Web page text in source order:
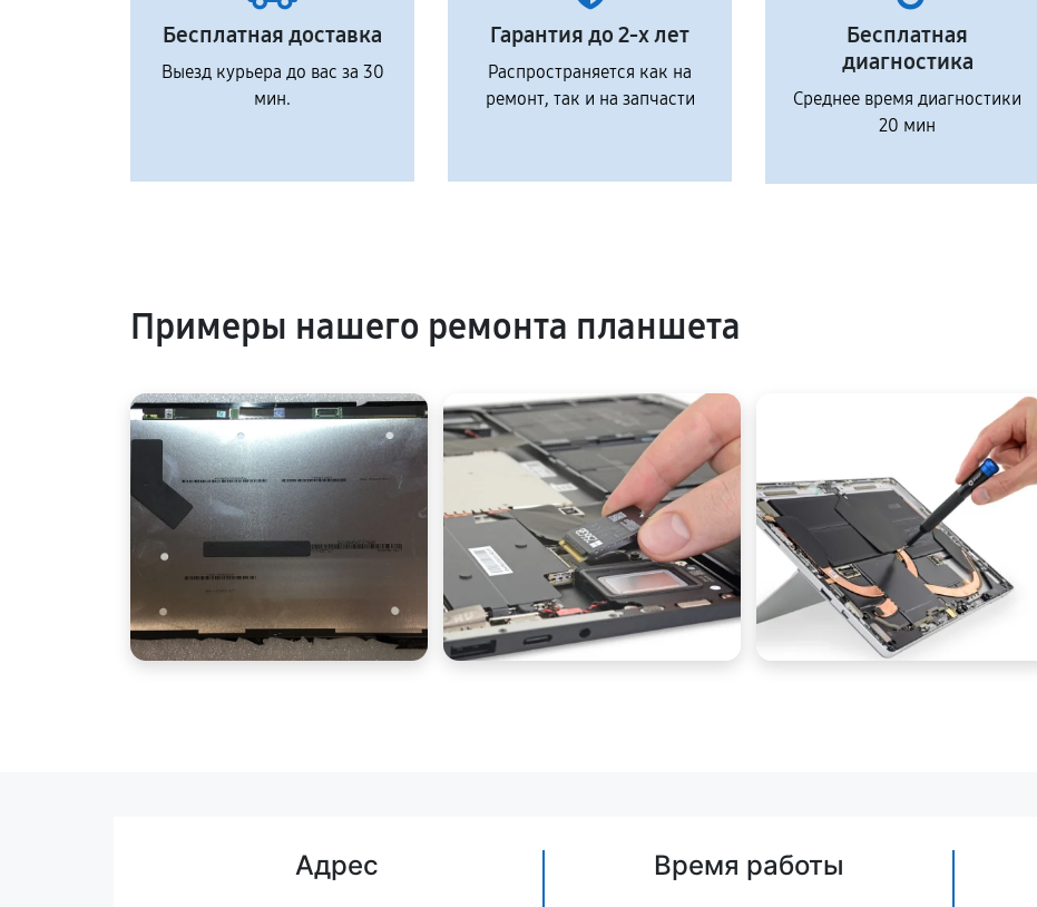
Бесплатная доставка
Выезд курьера до вас за 30
мин.
Гарантия до 2-х лет
Распространяется как на
ремонт, так и на запчасти
Бесплатная
диагностика
Среднее время диагностики
20 мин
Примеры нашего ремонта планшета
Адрес Время работы